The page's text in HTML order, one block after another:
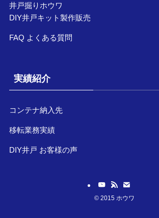
井戸掘りホウワ
DIY井戸キット製作販売
FAQ よくある質問
実績紹介
コンテナ納入先
移転業務実績
DIY井戸 お客様の声
©2015 ホウワ